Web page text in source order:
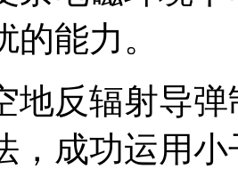
能力。
地反辐射导
，成功运用